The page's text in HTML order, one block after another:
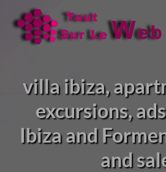
villa ibiza,
excursions,
Ibiza and
and